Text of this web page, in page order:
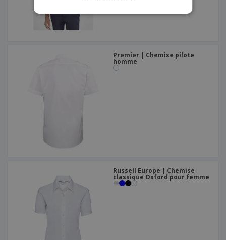
Premier | Chemise pilote
homme
Russell Europe | Chemise
classique Oxford pour femme